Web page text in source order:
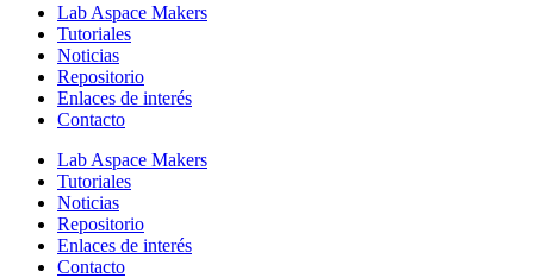
Lab Aspace Makers
Tutoriales
Noticias
Repositorio
Enlaces de interés
Contacto
Lab Aspace Makers
Tutoriales
Noticias
Repositorio
Enlaces de interés
Contacto